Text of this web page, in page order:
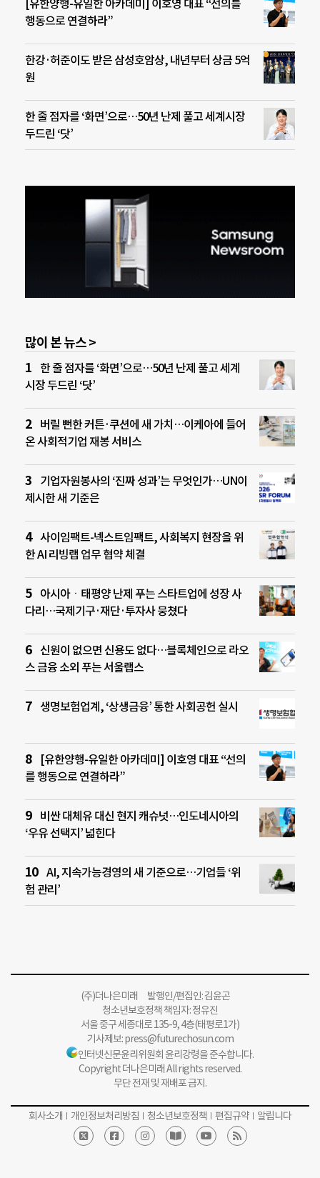
[유한양행-유일한 아카데미] 이호영 대표 “선의를
행동으로 연결하라”
한강·허준이도 받은 삼성호암상, 내년부터 상금 5억
원
한 줄 점자를 ‘화면’으로…50년 난제 풀고 세계시장
두드린 ‘닷’
많이 본 뉴스 >
한 줄 점자를 ‘화면’으로…50년 난제 풀고 세계
시장 두드린 ‘닷’
버릴 뻔한 커튼·쿠션에 새 가치…이케아에 들어
온 사회적기업 재봉 서비스
기업자원봉사의 ‘진짜 성과’는 무엇인가…UN이
제시한 새 기준은
사이임팩트-넥스트임팩트, 사회복지 현장을 위
한 AI 리빙랩 업무 협약 체결
아시아ㆍ태평양 난제 푸는 스타트업에 성장 사
다리…국제기구·재단·투자사 뭉쳤다
신원이 없으면 신용도 없다…블록체인으로 라오
스 금융 소외 푸는 서울랩스
생명보험업계, ‘상생금융’ 통한 사회공헌 실시
[유한양행-유일한 아카데미] 이호영 대표 “선의
를 행동으로 연결하라”
비싼 대체유 대신 현지 캐슈넛…인도네시아의
‘우유 선택지’ 넓힌다
AI, 지속가능경영의 새 기준으로…기업들 ‘위
험 관리’
(주)더나은미래 발행인/편집인: 김윤곤
청소년보호정책 책임자: 정유진
서울 중구 세종대로 135-9, 4층(태평로1가)
기사제보:press@futurechosun.com
인터넷신문윤리위원회 윤리강령을 준수합니다.
Copyright 더나은미래 All rights reserved.
무단 전재 및 재배포 금지.
회사소개 개인정보처리방침 청소년보호정책 편집규약 알립니다